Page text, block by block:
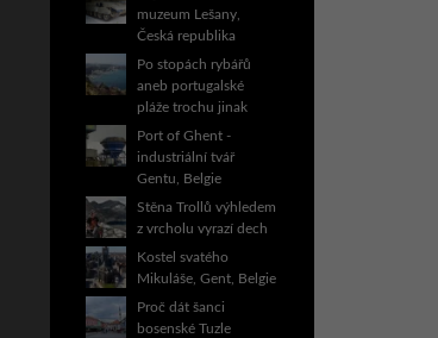
muzeum Lešany,
Česká republika
Po stopách rybářů
aneb portugalské
pláže trochu jinak
Port of Ghent -
industriální tvář
Gentu, Belgie
Stěna Trollů výhledem
z vrcholu vyrazí dech
Kostel svatého
Mikuláše, Gent, Belgie
Proč dát šanci
bosenské Tuzle